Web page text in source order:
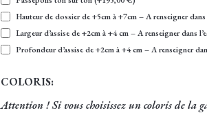
Hauteur de dossier de +5cm à +7cm – A renseigner
Largeur d’assise de +2cm à +4 cm – A renseigner dans
Profondeur d’assise de +2cm à +4 cm – A renseigner
COLORIS:
Attention ! Si vous choisissez un coloris de la